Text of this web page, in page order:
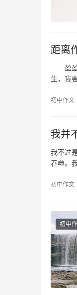
距离
盈盈
生，我
初中作文
我并
我不过
吞噬。
初中作文
初中